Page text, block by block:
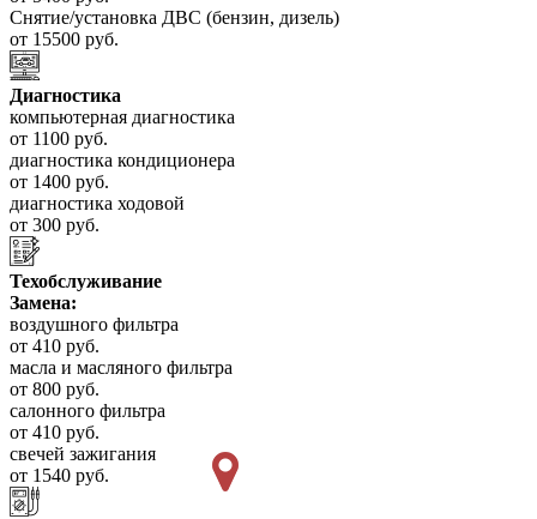
Снятие/установка ДВС (бензин, дизель)
от 15500 руб.
Диагностика
компьютерная диагностика
от 1100 руб.
диагностика кондиционера
от 1400 руб.
диагностика ходовой
от 300 руб.
Техобслуживание
Замена:
воздушного фильтра
от 410 руб.
масла и масляного фильтра
от 800 руб.
салонного фильтра
от 410 руб.
свечей зажигания
от 1540 руб.